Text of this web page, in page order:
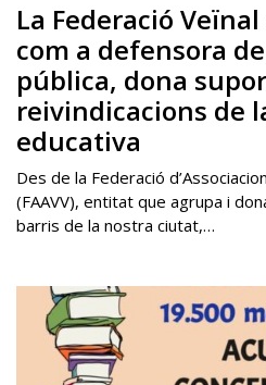
La Federació
com a defensora de
pública, dona
reivindicacions de
educativa
Des de la Federació
(FAAVV), entitat que agrupa i
barris de la nostra ciutat,…